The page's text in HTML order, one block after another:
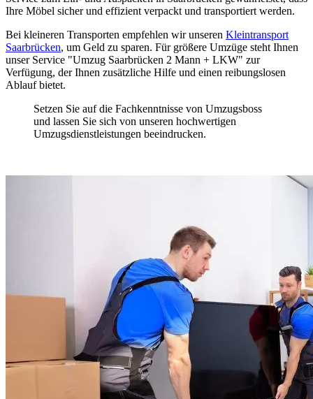
Ihre Möbel sicher und effizient verpackt und transportiert werden.
Bei kleineren Transporten empfehlen wir unseren Kleintransport
Saarbrücken, um Geld zu sparen. Für größere Umzüge steht Ihnen
unser Service "Umzug Saarbrücken 2 Mann + LKW" zur
Verfügung, der Ihnen zusätzliche Hilfe und einen reibungslosen
Ablauf bietet.
Setzen Sie auf die Fachkenntnisse von Umzugsboss
und lassen Sie sich von unseren hochwertigen
Umzugsdienstleistungen beeindrucken.